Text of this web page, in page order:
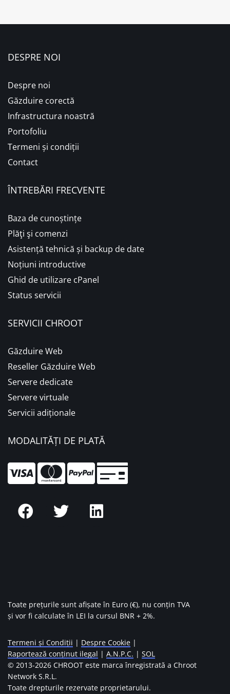
DESPRE NOI
Despre noi
Găzduire corectă
Infrastructura noastră
Portofoliu
Termeni și condiții
Contact
ÎNTREBĂRI FRECVENTE
Baza de cunoștințe
Plăţi şi comenzi
Asistență tehnică și backup de date
Noțiuni introductive
Ghid de utilizare cPanel
Status servicii
SERVICII CHROOT
Găzduire Web
Reseller Găzduire Web
Servere dedicate
Servere virtuale
Servicii adiționale
MODALITĂȚI DE PLATĂ
Toate prețurile sunt afișate în Euro (€), nu conțin TVA
și vor fi calculate în LEI la cursul BNR + 2%.
Termeni și Condiții | Despre Cookie |
Raportează conținut ilegal | A.N.P.C. | SOL
© 2013-2026 CHROOT este marca înregistrată a Chroot
Network S.R.L.
Toate drepturile rezervate proprietarului.